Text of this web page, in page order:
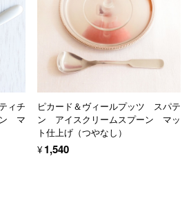
ィチ
ン マ
ピカード＆ヴィールプッツ スパテ
ン アイスクリームスプーン マッ
ト仕上げ（つやなし）
¥1,540